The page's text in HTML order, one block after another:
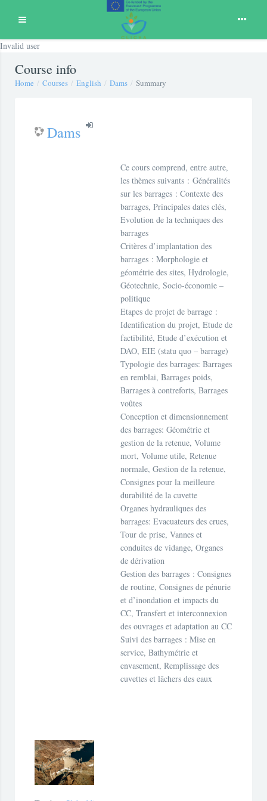
Invalid user
Expand
Course info
Home Courses English Dams Summary
Dams
Ce cours comprend, entre autre,
les thèmes suivants : Généralités
sur les barrages : Contexte des
barrages, Principales dates clés,
Evolution de la techniques des
barrages
Critères d’implantation des
barrages : Morphologie et
géométrie des sites, Hydrologie,
Géotechnie, Socio-économie –
politique
Etapes de projet de barrage :
Identification du projet, Etude de
factibilité, Etude d’exécution et
DAO, EIE (statu quo – barrage)
Typologie des barrages: Barrages
en remblai, Barrages poids,
Barrages à contreforts, Barrages
voûtes
Conception et dimensionnement
des barrages: Géométrie et
gestion de la retenue, Volume
mort, Volume utile, Retenue
normale, Gestion de la retenue,
Consignes pour la meilleure
durabilité de la cuvette
Organes hydrauliques des
barrages: Evacuateurs des crues,
Tour de prise, Vannes et
conduites de vidange, Organes
de dérivation
Gestion des barrages : Consignes
de routine, Consignes de pénurie
et d’inondation et impacts du
CC, Transfert et interconnexion
des ouvrages et adaptation au CC
Suivi des barrages : Mise en
service, Bathymétrie et
envasement, Remplissage des
cuvettes et lâchers des eaux